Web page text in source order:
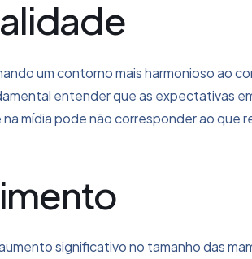
um contorno mais harmonioso ao
entender que as expectativas
mídia pode não corresponder ao que
significativo no tamanho das